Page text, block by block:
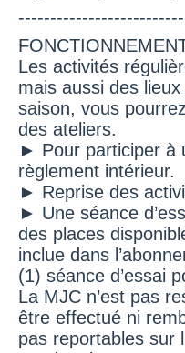
Les activités
mais aussi des
saison, vous
des ateliers.
► Pour participer à
règlement intérieur.
► Reprise des
► Une séance
des places
inclue dans
(1) séance d’essai
La MJC n’est pas
être effectué ni
pas reportables sur